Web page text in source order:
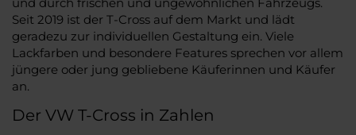
Seit 2019 ist der T-Cross auf dem Markt und lädt
geradezu zur individuellen Gestaltung ein. Viele
Lackfarben und besondere Features sprechen vor allem
jüngere oder jung gebliebene Käuferinnen und Käufer
an.
Der VW T-Cross in Zahlen